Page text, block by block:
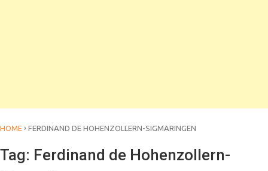
HOME › FERDINAND DE HOHENZOLLERN-SIGMARINGEN
Tag: Ferdinand de Hohenzollern-